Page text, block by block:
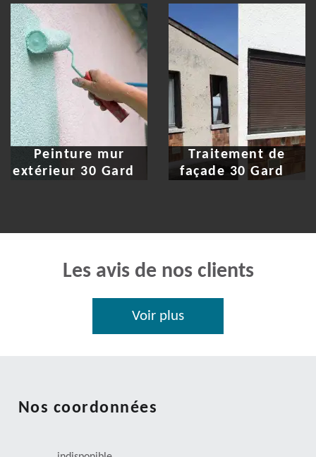
Peinture mur
extérieur 30 Gard
Traitement de
façade 30 Gard
Les avis de nos clients
Voir plus
Nos coordonnées